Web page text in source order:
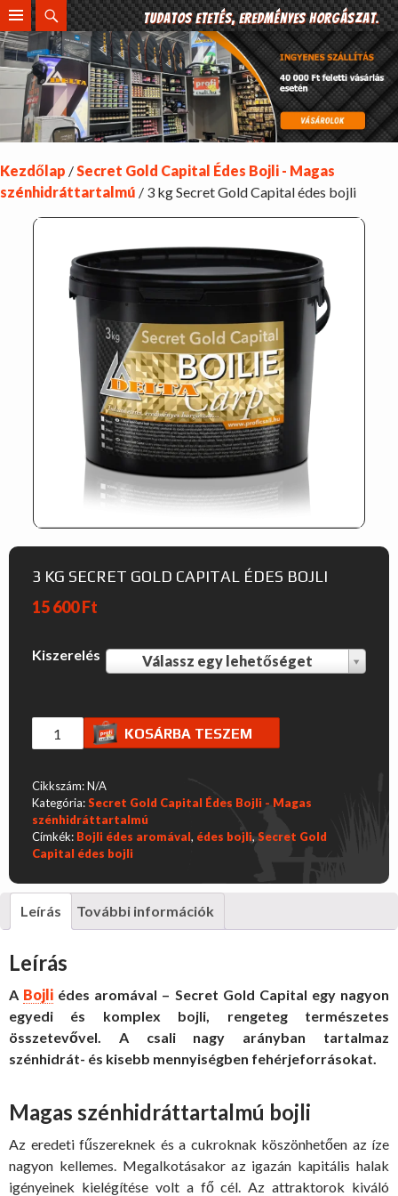
Search
SKIP
TO
CONTENT
Tudatos etetés, eredményes horgászat.
Kezdőlap / Secret Gold Capital Édes Bojli - Magas
szénhidráttartalmú / 3 kg Secret Gold Capital édes bojli
3 KG SECRET GOLD CAPITAL ÉDES BOJLI
15 600Ft
Kiszerelés Válassz egy lehetőséget
s
z
r
e
l
é
s
kg
Gold
Capital
édes
bojli
KOSÁRBA TESZEM
Cikkszám:N/A
Kategória:Secret Gold Capital Édes Bojli - Magas
szénhidráttartalmú
Címkék: Bojli édes aromával, édes bojli, Secret Gold
Capital édes bojli
Leírás További információk
Leírás
A Bojli édes aromával – Secret Gold Capital egy nagyon
egyedi és komplex bojli, rengeteg természetes
összetevővel. A csali nagy arányban tartalmaz
szénhidrát- és kisebb mennyiségben fehérjeforrásokat.
Magas szénhidráttartalmú bojli
Az eredeti fűszereknek és a cukroknak köszönhetően az íze
nagyon kellemes. Megalkotásakor az igazán kapitális halak
igényeinek kielégítése volt a fő cél. Az attraktorok kiváló